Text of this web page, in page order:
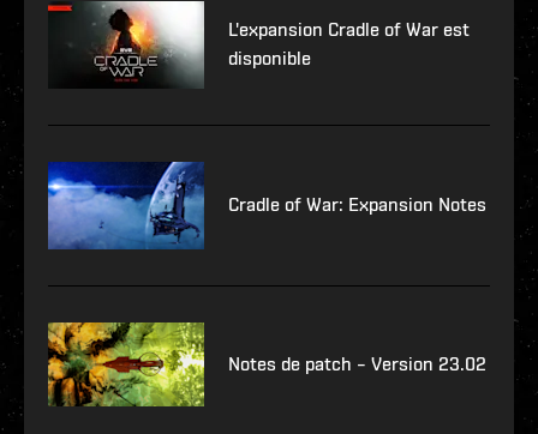
L'expansion Cradle of War est
disponible
Cradle of War: Expansion Notes
Notes de patch – Version 23.02